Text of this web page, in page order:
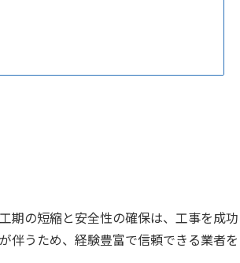
期の短縮と安全性の確保は、工事を成功
伴うため、経験豊富で信頼できる業者を